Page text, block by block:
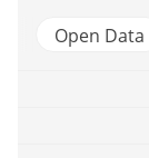
Open Data